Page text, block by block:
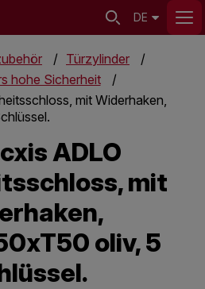
DE
Türzylinder
hohe Sicherheit
mit Widerhaken,
ADLO
mit
oliv, 5